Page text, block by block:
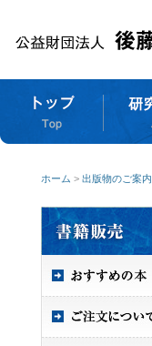
ホーム > 出版物のご案内